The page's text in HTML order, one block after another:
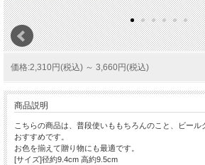
価格:2,310円(税込) ～ 3,660円(税込)
商品説明
こちらの商品は、普段使いももちろんのこと、ビー
おすすめです。
お色を揃えて贈り物にも最適です。
[サイズ]径約9.4cm 高約9.5cm